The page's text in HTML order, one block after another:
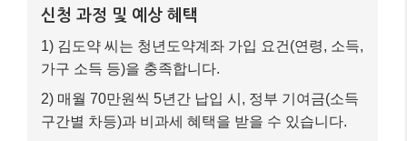
신청 과정 및 예상 혜택
1) 김도약 씨는 청년도약계좌 가입 요건(연령, 소득,
가구 소득 등)을 충족합니다.
2) 매월 70만원씩 5년간 납입 시, 정부 기여금(소득
구간별 차등)과 비과세 혜택을 받을 수 있습니다.